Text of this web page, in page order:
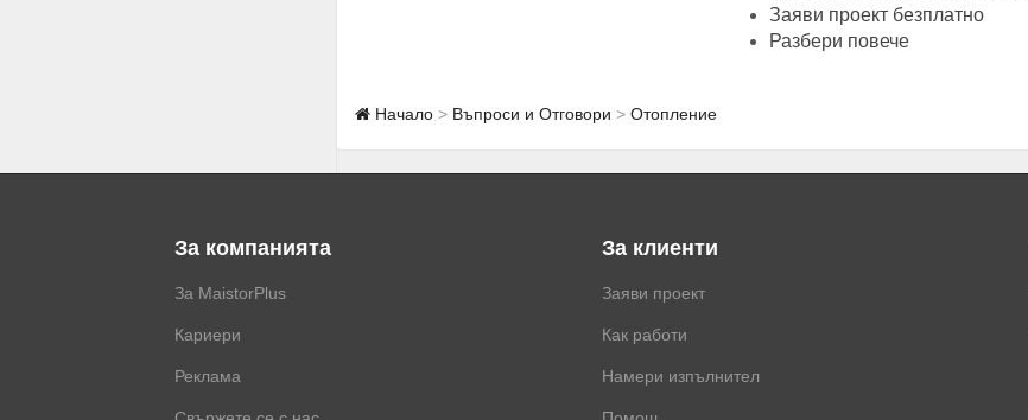
Заяви проект безплатно
Разбери повече
Начало Въпроси и Отговори Отопление
За компанията
За MaistorPlus
Кариери
Реклама
За клиенти
Заяви проект
Как работи
Намери изпълнител